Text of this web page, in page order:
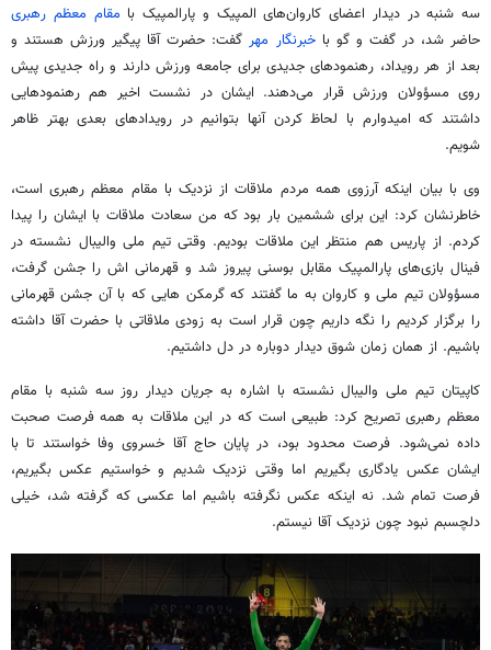
سه شنبه در دیدار اعضای کاروان‌های المپیک و پارالمپیک با مقام معظم رهبری
حاضر شد، در گفت و گو با خبرنگار مهر گفت: حضرت آقا پیگیر ورزش هستند و
بعد از هر رویداد، رهنمودهای جدیدی برای جامعه ورزش دارند و راه جدیدی پیش
روی مسؤولان ورزش قرار می‌دهند. ایشان در نشست اخیر هم رهنمودهایی
داشتند که امیدوارم با لحاظ کردن آنها بتوانیم در رویدادهای بعدی بهتر ظاهر
شویم.
وی با بیان اینکه آرزوی همه مردم ملاقات از نزدیک با مقام معظم رهبری است،
خاطرنشان کرد: این برای ششمین بار بود که من سعادت ملاقات با ایشان را پیدا
کردم. از پاریس هم منتظر این ملاقات بودیم. وقتی تیم ملی والیبال نشسته در
فینال بازی‌های پارالمپیک مقابل بوسنی پیروز شد و قهرمانی اش را جشن گرفت،
مسؤولان تیم ملی و کاروان به ما گفتند که گرمکن هایی که با آن جشن قهرمانی
را برگزار کردیم را نگه داریم چون قرار است به زودی ملاقاتی با حضرت آقا داشته
باشیم. از همان زمان شوق دیدار دوباره در دل داشتیم.
کاپیتان تیم ملی والیبال نشسته با اشاره به جریان دیدار روز سه شنبه با مقام
معظم رهبری تصریح کرد: طبیعی است که در این ملاقات به همه فرصت صحبت
داده نمی‌شود. فرصت محدود بود، در پایان حاج آقا خسروی وفا خواستند تا با
ایشان عکس یادگاری بگیریم اما وقتی نزدیک شدیم و خواستیم عکس بگیریم،
فرصت تمام شد. نه اینکه عکس نگرفته باشیم اما عکسی که گرفته شد، خیلی
دلچسبم نبود چون نزدیک آقا نیستم.